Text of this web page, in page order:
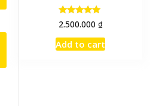
Rated
5.00
out of 5
2.500.000 ₫
Add to cart